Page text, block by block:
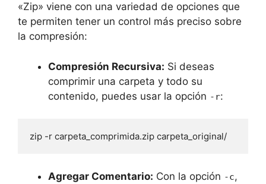
«Zip» viene con una variedad de opciones que
te permiten tener un control más preciso sobre
la compresión:
Compresión Recursiva: Si deseas
comprimir una carpeta y todo su
contenido, puedes usar la opción -r:
zip -r carpeta_comprimida.zip carpeta_original/
Agregar Comentario: Con la opción -c,